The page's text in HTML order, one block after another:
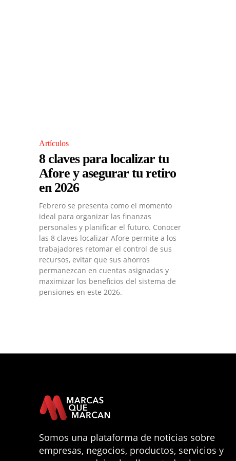
Artículos
8 claves para localizar tu
Afore y asegurar tu retiro
en 2026
Febrero se presenta como el momento
ideal para organizar las finanzas
personales y planificar el futuro. Conocer
las 8 claves localizar Afore permite a los
trabajadores retomar el control de sus
recursos, evitar que sus ahorros
permanezcan en cuentas asignadas y
maximizar los beneficios del sistema de
pensiones en este 2026.
Somos una plataforma de noticias sobre
empresas, negocios, productos, servicios y